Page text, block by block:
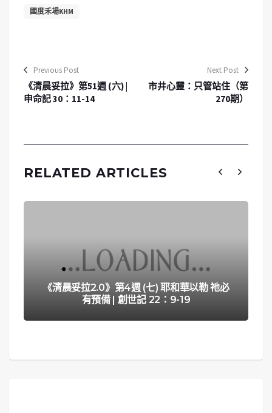
國度禾場KHM
Previous Post
《清晨妥拉》第51週 (六) |
申命記 30：11-14
Next Post
市井心靈：只管站住（第
270期）
RELATED ARTICLES
《清晨妥拉2.0》第4週 (七) 耶和華以勒 祂必
有預備 | 創世記 22：9-19